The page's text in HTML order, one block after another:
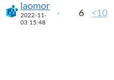
laomor
2022-11-
03 15:48
6 <10